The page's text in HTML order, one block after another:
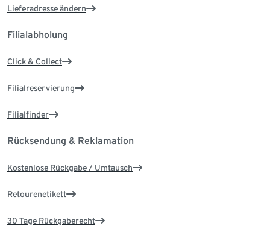
Lieferadresse ändern
Filialabholung
Click & Collect
Filialreservierung
Filialfinder
Rücksendung & Reklamation
Kostenlose Rückgabe / Umtausch
Retourenetikett
30 Tage Rückgaberecht